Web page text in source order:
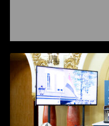
Prysmian
sensing si
in timp real a